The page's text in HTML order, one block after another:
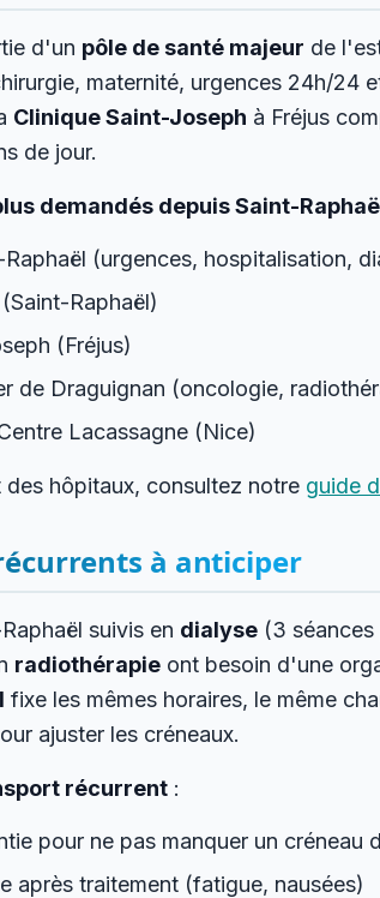
d'un pôle de santé majeur de
maternité, urgences 24h/24
Clinique Saint-Joseph à Fréjus
de jour.
demandés depuis Saint-
(urgences, hospitalisation,
Raphaël)
(Fréjus)
de Draguignan (oncologie,
Lacassagne (Nice)
hôpitaux, consultez notre guide
à anticiper
suivis en dialyse (3 séances
radiothérapie ont besoin d'une
fixe les mêmes horaires, le même
ajuster les créneaux.
récurrent :
pour ne pas manquer un créneau
après traitement (fatigue, nausées)